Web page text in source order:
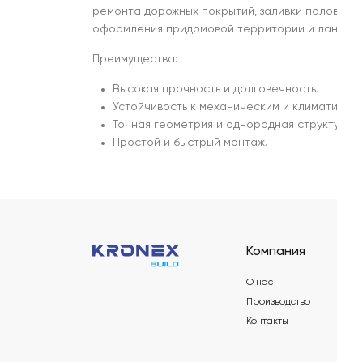
ремонта дорожных покрытий, заливки
оформления придомовой территории и
Преимущества:
Высокая прочность и долговечность.
Устойчивость к механическим и
Точная геометрия и однородная
Простой и быстрый монтаж.
Компания
О нас
Производство
Контакты